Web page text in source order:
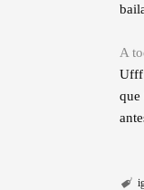
A
que